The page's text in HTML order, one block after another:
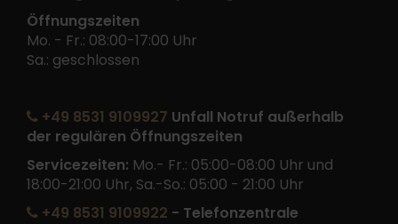
Öffnungszeiten
Mo. - Fr.: 08:00-17:00 Uhr
Sa.: geschlossen
+49 8531 9109927 Unfall Notruf außerhalb
der regulären Öffnungszeiten
Servicezeiten: Mo.- Fr.: 05:00-08:00 Uhr und
18:00-21:00 Uhr, Sa.-So.: 05:00 - 21:00 Uhr
+49 8531 9109922 - Telefonzentrale